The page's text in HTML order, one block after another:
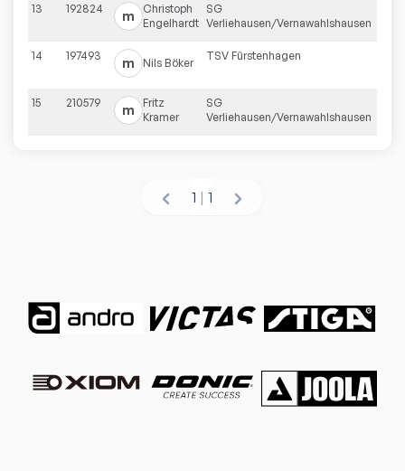
13 192824 m
Christoph
Engelhardt
SG
Verliehausen/Vernawahlshausen
14 197493 m Nils Böker
TSV Fürstenhagen
15 210579 m
Fritz
Kramer
SG
Verliehausen/Vernawahlshausen
1 | 1